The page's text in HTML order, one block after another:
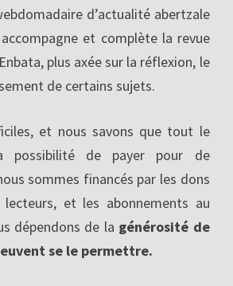
d’actualité abertzale
et complète la revue
plus axée sur la réflexion, le
de certains sujets.
et nous savons que tout le
possibilité de payer pour de
sommes financés par les dons
et les abonnements au
dépendons de la générosité de
se le permettre.